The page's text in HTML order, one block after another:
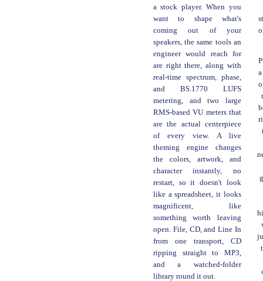
a stock player. When you
want to shape what's
coming out of your
speakers, the same tools an
engineer would reach for
are right there, along with
real-time spectrum, phase,
and BS.1770 LUFS
metering, and two large
RMS-based VU meters that
are the actual centerpiece
of every view. A live
theming engine changes
the colors, artwork, and
character instantly, no
restart, so it doesn't look
like a spreadsheet, it looks
magnificent, like
something worth leaving
open. File, CD, and Line In
from one transport, CD
ripping straight to MP3,
and a watched-folder
library round it out.